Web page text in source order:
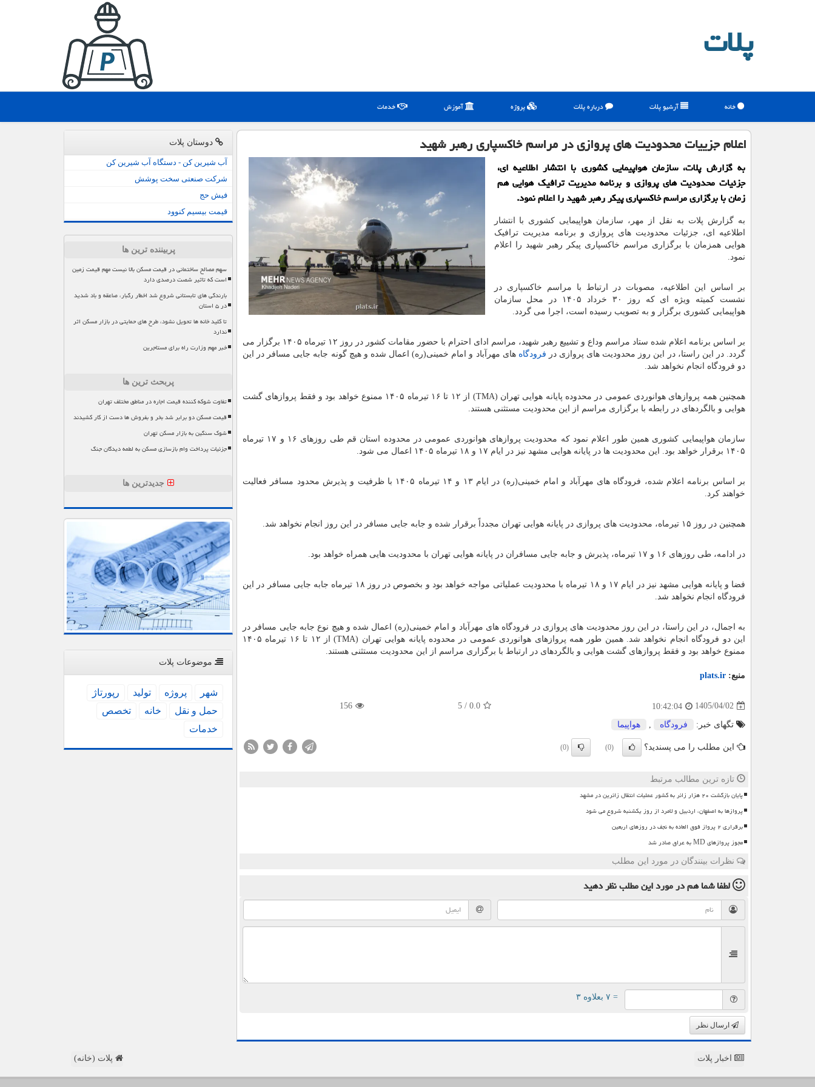
پلات
خانه آرشیو پلات درباره پلات پروژه آموزش خدمات
اعلام جزییات محدودیت های پروازی در مراسم خاکسپاری رهبر شهید
به گزارش پلات، سازمان هواپیمایی کشوری با انتشار اطلاعیه ای،
جزئیات محدودیت های پروازی و برنامه مدیریت ترافیک هوایی هم
زمان با برگزاری مراسم خاکسپاری پیکر رهبر شهید را اعلام نمود.
به گزارش پلات به نقل از مهر، سازمان هواپیمایی کشوری با انتشار
اطلاعیه ای، جزئیات محدودیت های پروازی و برنامه مدیریت ترافیک
هوایی همزمان با برگزاری مراسم خاکسپاری پیکر رهبر شهید را اعلام
نمود.
بر اساس این اطلاعیه، مصوبات در ارتباط با مراسم خاکسپاری در
نشست کمیته ویژه ای که روز ۳۰ خرداد ۱۴۰۵ در محل سازمان
هواپیمایی کشوری برگزار و به تصویب رسیده است، اجرا می گردد.
بر اساس برنامه اعلام شده ستاد مراسم وداع و تشییع رهبر شهید، مراسم ادای احترام با حضور مقامات کشور در روز ۱۲ تیرماه ۱۴۰۵ برگزار می
گردد. در این راستا، در این روز محدودیت های پروازی در فرودگاه های مهرآباد و امام خمینی(ره) اعمال شده و هیچ گونه جابه جایی مسافر در این
دو فرودگاه انجام نخواهد شد.
همچنین همه پروازهای هوانوردی عمومی در محدوده پایانه هوایی تهران (TMA) از ۱۲ تا ۱۶ تیرماه ۱۴۰۵ ممنوع خواهد بود و فقط پروازهای گشت
هوایی و بالگردهای در رابطه با برگزاری مراسم از این محدودیت مستثنی هستند.
سازمان هواپیمایی کشوری همین طور اعلام نمود که محدودیت پروازهای هوانوردی عمومی در محدوده استان قم طی روزهای ۱۶ و ۱۷ تیرماه
۱۴۰۵ برقرار خواهد بود. این محدودیت ها در پایانه هوایی مشهد نیز در ایام ۱۷ و ۱۸ تیرماه ۱۴۰۵ اعمال می شود.
بر اساس برنامه اعلام شده، فرودگاه های مهرآباد و امام خمینی(ره) در ایام ۱۳ و ۱۴ تیرماه ۱۴۰۵ با ظرفیت و پذیرش محدود مسافر فعالیت
خواهند کرد.
همچنین در روز ۱۵ تیرماه، محدودیت های پروازی در پایانه هوایی تهران مجدداً برقرار شده و جابه جایی مسافر در این روز انجام نخواهد شد.
در ادامه، طی روزهای ۱۶ و ۱۷ تیرماه، پذیرش و جابه جایی مسافران در پایانه هوایی تهران با محدودیت هایی همراه خواهد بود.
فضا و پایانه هوایی مشهد نیز در ایام ۱۷ و ۱۸ تیرماه با محدودیت عملیاتی مواجه خواهد بود و بخصوص در روز ۱۸ تیرماه جابه جایی مسافر در این
فرودگاه انجام نخواهد شد.
به اجمال، در این راستا، در این روز محدودیت های پروازی در فرودگاه های مهرآباد و امام خمینی(ره) اعمال شده و هیچ نوع جابه جایی مسافر در
این دو فرودگاه انجام نخواهد شد. همین طور همه پروازهای هوانوردی عمومی در محدوده پایانه هوایی تهران (TMA) از ۱۲ تا ۱۶ تیرماه ۱۴۰۵
ممنوع خواهد بود و فقط پروازهای گشت هوایی و بالگردهای در ارتباط با برگزاری مراسم از این محدودیت مستثنی هستند.
منبع: plats.ir
1405/04/02
10:42:04
0.0
/
5
156
تگهای خبر: فرودگاه هواپیما
این مطلب را می پسندید؟ (0)
(0)
تازه ترین مطالب مرتبط
پایان بازگشت ۲۰ هزار زائر به کشور عملیات انتقال زائرین در مشهد
پروازها به اصفهان، اردبیل و لامرد از روز یکشنبه شروع می شود
برقراری ۲ پرواز فوق العاده به نجف در روزهای اربعین
مجوز پروازهای MD به عراق صادر شد
نظرات بینندگان در مورد این مطلب
لطفا شما همدر مورد این مطلبنظر دهید
= ۷ بعلاوه ۳
ارسال نظر
دوستان پلات
آب شیرین کن - دستگاه آب شیرین کن
شرکت صنعتی سخت پوشش
فیش حج
قیمت بیسیم کنوود
پربیننده ترین ها
سهم مصالح ساختمانی در قیمت مسکن بالا نیست مهم قیمت زمین
است که تاثیر شصت درصدی دارد
بارندگی های تابستانی شروع شد اخطار رگبار، صاعقه و باد شدید
در ۵ استان
تا کلید خانه ها تحویل نشود، طرح های حمایتی در بازار مسکن اثر
ندارد
خبر مهم وزارت راه برای مستاجرین
پربحث ترین ها
تفاوت شوکه کننده قیمت اجاره در مناطق مختلف تهران
قیمت مسکن دو برابر شد بخر و بفروش ها دست از کار کشیدند
شوک سنگین به بازار مسکن تهران
جزئیات پرداخت وام بازسازی مسکن به لطمه دیدگان جنگ
جدیدترین ها
موضوعات پلات
شهر پروژه تولید
رپورتاژ
حمل و نقل
خانه
تخصص
خدمات
اخبار پلات پلات (خانه)